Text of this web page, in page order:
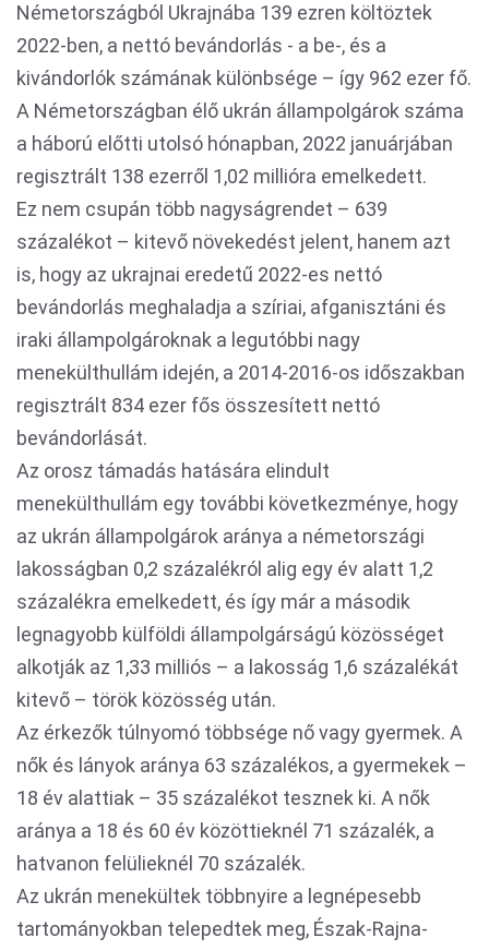
Németországból Ukrajnába 139 ezren költöztek
2022-ben, a nettó bevándorlás - a be-, és a
kivándorlók számának különbsége – így 962 ezer fő.
A Németországban élő ukrán állampolgárok száma
a háború előtti utolsó hónapban, 2022 januárjában
regisztrált 138 ezerről 1,02 millióra emelkedett.
Ez nem csupán több nagyságrendet – 639
százalékot – kitevő növekedést jelent, hanem azt
is, hogy az ukrajnai eredetű 2022-es nettó
bevándorlás meghaladja a szíriai, afganisztáni és
iraki állampolgároknak a legutóbbi nagy
menekülthullám idején, a 2014-2016-os időszakban
regisztrált 834 ezer fős összesített nettó
bevándorlását.
Az orosz támadás hatására elindult
menekülthullám egy további következménye, hogy
az ukrán állampolgárok aránya a németországi
lakosságban 0,2 százalékról alig egy év alatt 1,2
százalékra emelkedett, és így már a második
legnagyobb külföldi állampolgárságú közösséget
alkotják az 1,33 milliós – a lakosság 1,6 százalékát
kitevő – török közösség után.
Az érkezők túlnyomó többsége nő vagy gyermek. A
nők és lányok aránya 63 százalékos, a gyermekek –
18 év alattiak – 35 százalékot tesznek ki. A nők
aránya a 18 és 60 év közöttieknél 71 százalék, a
hatvanon felülieknél 70 százalék.
Az ukrán menekültek többnyire a legnépesebb
tartományokban telepedtek meg, Észak-Rajna-